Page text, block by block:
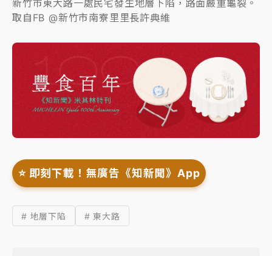
新竹市東大路一處民宅發生地層下陷，路面嚴重龜裂。
取自FB @新竹市南寮里里長許典維
⭐️ 即刻下載！無廣告《知新聞》App
# 地層下陷 # 東大路